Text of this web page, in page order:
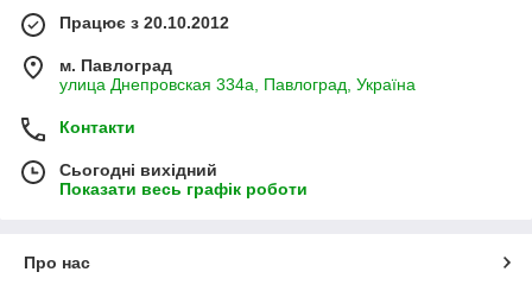
Працює з 20.10.2012
м. Павлоград
улица Днепровская 334а, Павлоград, Україна
Контакти
Сьогодні вихідний
Показати весь графік роботи
Про нас